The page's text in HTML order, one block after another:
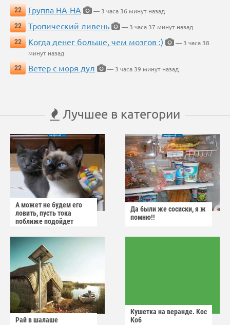
22
Группа НА-НА
— 3 часа 36 минут назад
22
Тропический ливень
— 3 часа 37 минут назад
22
Когда денег больше, чем мозгов :)
— 3 часа 38
минут назад
22
Ветер с моря дул — 3 часа 39 минут назад
Лучшее в категории
А может не будем его
ловить, пусть тока
поближе подойдет
Да были же сосиски, я ж
помню!!
Рай в шалаше
Кушетка на веранде. Кос
Коб